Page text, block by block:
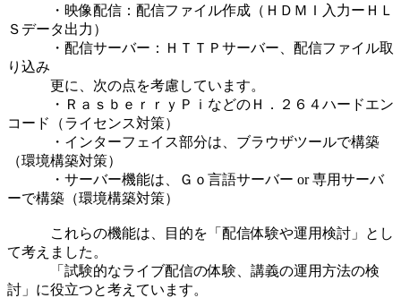
・映像配信：配信ファイル作成（ＨＤＭＩ入力ーＨＬ
Ｓデータ出力）
・配信サーバー：ＨＴＴＰサーバー、配信ファイル取
り込み
更に、次の点を考慮しています。
・ＲａｓｂｅｒｒｙＰｉなどのＨ．２６４ハードエン
コード（ライセンス対策）
・インターフェイス部分は、ブラウザツールで構築
（環境構築対策）
・サーバー機能は、Ｇｏ言語サーバー or 専用サーバ
ーで構築（環境構築対策）
これらの機能は、目的を「配信体験や運用検討」とし
て考えました。
「試験的なライブ配信の体験、講義の運用方法の検
討」に役立つと考えています。